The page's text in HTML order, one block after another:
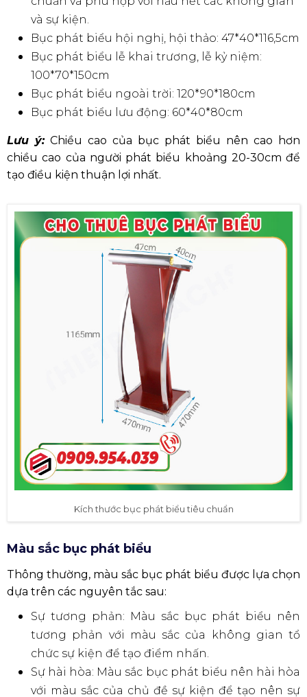
mái cho diễn giả
Kích Thước Và Màu Sắc Bục Phát Biểu
trọng trong việc tạo nên không gian ấn tượng cho sự
kiện. Dưới đây là một số gợi ý về kích thước và màu
sắc phù hợp cho bục phát biểu:
Bục phát biểu tiêu chuẩn: Kích thước
47*40*116,5cm (dài*rộng*cao) được xem là tiêu
chuẩn và phù hợp với hầu hết các không gian
và sự kiện.
Bục phát biểu hội nghị, hội thảo: 47*40*116,5cm
Bục phát biểu lễ khai trương, lễ kỷ niệm:
Bục phát biểu ngoài trời: 120*90*180cm
Bục phát biểu lưu động: 60*40*80cm
Lưu ý:Chiều cao của bục phát biểu nên cao hơn
chiều cao của người phát biểu khoảng 20-30cm để
tạo điều kiện thuận lợi nhất.